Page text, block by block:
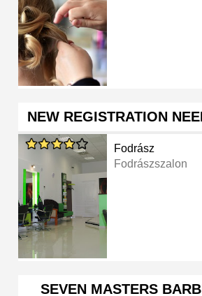
NEW REGISTRATION
Fodrász
Fodrászszalon
SEVEN MASTERS